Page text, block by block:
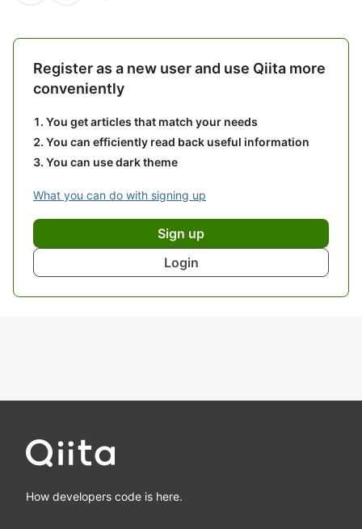
Register as a new user and use Qiita more
conveniently
You get articles that match your needs
You can efficiently read back useful information
You can use dark theme
What you can do with signing up
Sign up
Login
How developers code is here.